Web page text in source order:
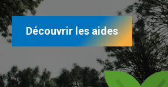
Découvrir les aides